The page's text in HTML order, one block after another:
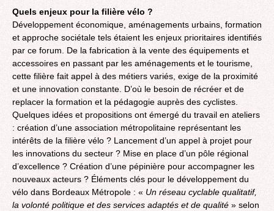
Quels enjeux pour la filière vélo ?
Développement économique, aménagements urbains, formation
et approche sociétale tels étaient les enjeux prioritaires identifiés
par ce forum. De la fabrication à la vente des équipements et
accessoires en passant par les aménagements et le tourisme,
cette filière fait appel à des métiers variés, exige de la proximité
et une innovation constante. D’où le besoin de récréer et de
replacer la formation et la pédagogie auprès des cyclistes.
Quelques idées et propositions ont émergé du travail en ateliers
: création d’une association métropolitaine représentant les
intérêts de la filière vélo ? Lancement d’un appel à projet pour
les innovations du secteur ? Mise en place d’un pôle régional
d’excellence ? Création d’une pépinière pour accompagner les
nouveaux acteurs ? Éléments clés pour le développement du
vélo dans Bordeaux Métropole : « Un réseau cyclable qualitatif,
la volonté politique et des services adaptés et de qualité » selon